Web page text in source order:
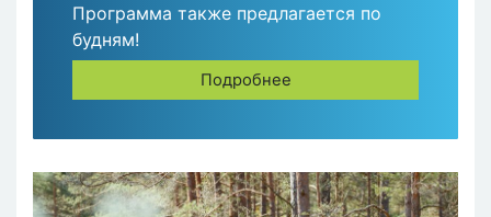
Программа также предлагается по
будням!
Подробнее